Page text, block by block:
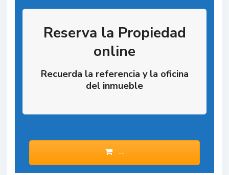
Reserva la Propiedad
online
Recuerda la referencia y la oficina
del inmueble
--